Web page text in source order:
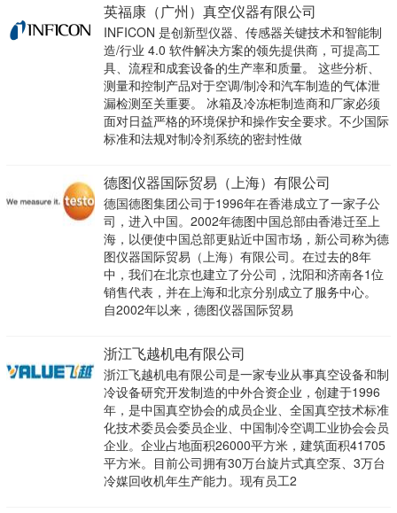
英福康（广州）真空仪器有限公司
INFICON 是创新型仪器、传感器关键技术和智能制
造/行业 4.0 软件解决方案的领先提供商，可提高工
具、流程和成套设备的生产率和质量。 这些分析、
测量和控制产品对于空调/制冷和汽车制造的气体泄
漏检测至关重要。 冰箱及冷冻柜制造商和厂家必须
面对日益严格的环境保护和操作安全要求。不少国际
标准和法规对制冷剂系统的密封性做
德图仪器国际贸易（上海）有限公司
德国德图集团公司于1996年在香港成立了一家子公
司，进入中国。2002年德图中国总部由香港迁至上
海，以便使中国总部更贴近中国市场，新公司称为德
图仪器国际贸易（上海）有限公司。在过去的8年
中，我们在北京也建立了分公司，沈阳和济南各1位
销售代表，并在上海和北京分别成立了服务中心。
自2002年以来，德图仪器国际贸易
浙江飞越机电有限公司
浙江飞越机电有限公司是一家专业从事真空设备和制
冷设备研究开发制造的中外合资企业，创建于1996
年，是中国真空协会的成员企业、全国真空技术标准
化技术委员会委员企业、中国制冷空调工业协会会员
企业。企业占地面积26000平方米，建筑面积41705
平方米。目前公司拥有30万台旋片式真空泵、3万台
冷媒回收机年生产能力。现有员工2